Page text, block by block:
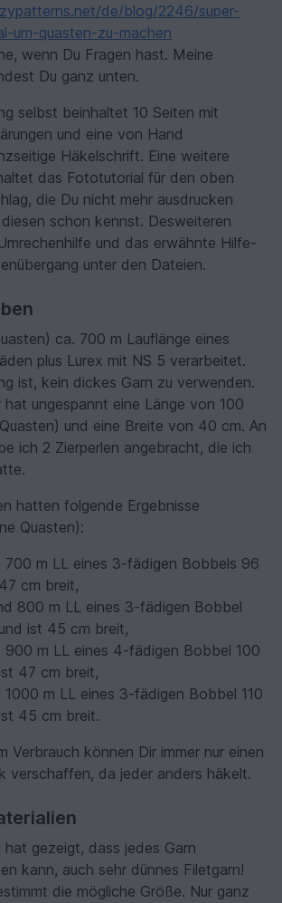
de/blog/2246/super-
um-quasten-zu-machen
wenn Du Fragen hast. Meine
Du ganz unten.
selbst beinhaltet 10 Seiten mit
und eine von Hand
Häkelschrift. Eine weitere
das Fototutorial für den oben
die Du nicht mehr ausdrucken
schon kennst. Desweiteren
und das erwähnte Hilfe-
unter den Dateien.
ca. 700 m Lauflänge eines
plus Lurex mit NS 5 verarbeitet.
ist, kein dickes Garn zu verwenden.
hat ungespannt eine Länge von 100
und eine Breite von 40 cm. An
ich 2 Zierperlen angebracht, die ich
hatten folgende Ergebnisse
Quasten):
700 m LL eines 3-fädigen Bobbels 96
cm breit,
800 m LL eines 3-fädigen Bobbel
ist 45 cm breit,
900 m LL eines 4-fädigen Bobbel 100
47 cm breit,
m LL eines 3-fädigen Bobbel 110
45 cm breit.
Verbrauch können Dir immer nur einen
verschaffen, da jeder anders häkelt.
hat gezeigt, dass jedes Garn
kann, auch sehr dünnes Filetgarn!
die mögliche Größe. Nur ganz